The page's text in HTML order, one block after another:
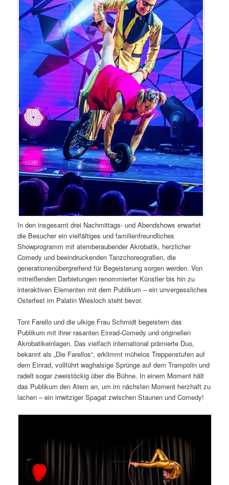
In den insgesamt drei Nachmittags- und Abendshows erwartet
die Besucher ein vielfältiges und familienfreundliches
Showprogramm mit atemberaubender Akrobatik, herzlicher
Comedy und beeindruckenden Tanzchoreografien, die
generationenübergreifend für Begeisterung sorgen werden. Von
mitreißenden Darbietungen renommierter Künstler bis hin zu
interaktiven Elementen mit dem Publikum – ein unvergessliches
Osterfest im Palatin Wiesloch steht bevor.
Toni Farello und die ulkige Frau Schmidt begeistern das
Publikum mit ihrer rasanten Einrad-Comedy und originellen
Akrobatikeinlagen. Das vielfach international prämierte Duo,
bekannt als „Die Farellos“, erklimmt mühelos Treppenstufen auf
dem Einrad, vollführt waghalsige Sprünge auf dem Trampolin und
radelt sogar zweistöckig über die Bühne. In einem Moment hält
das Publikum den Atem an, um im nächsten Moment herzhaft zu
lachen – ein irrwitziger Spagat zwischen Staunen und Comedy!